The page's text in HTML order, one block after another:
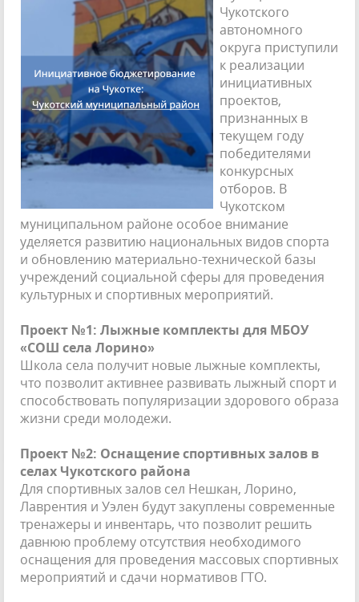
Чукотского
автономного
округа приступили
к реализации
инициативных
проектов,
признанных в
текущем году
победителями
конкурсных
отборов. В
Чукотском
муниципальном районе особое внимание
уделяется развитию национальных видов спорта
и обновлению материально-технической базы
учреждений социальной сферы для проведения
культурных и спортивных мероприятий.
Проект №1: Лыжные комплекты для МБОУ
«СОШ села Лорино»
Школа села получит новые лыжные комплекты,
что позволит активнее развивать лыжный спорт и
способствовать популяризации здорового образа
жизни среди молодежи.
Проект №2: Оснащение спортивных залов в
селах Чукотского района
Для спортивных залов сел Нешкан, Лорино,
Лаврентия и Уэлен будут закуплены современные
тренажеры и инвентарь, что позволит решить
давнюю проблему отсутствия необходимого
оснащения для проведения массовых спортивных
мероприятий и сдачи нормативов ГТО.